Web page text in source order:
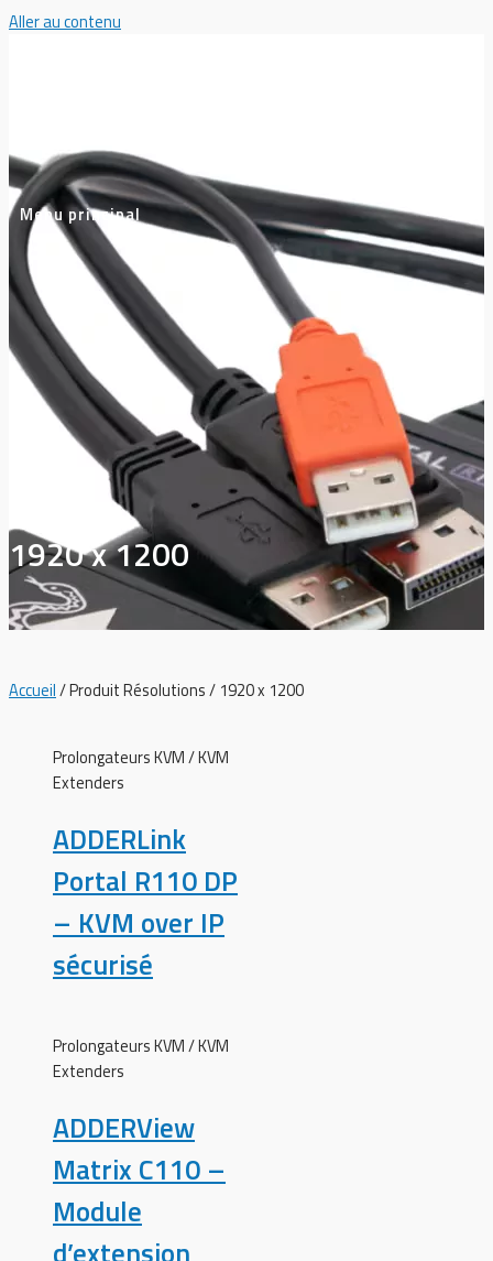
Aller au contenu
Menu principal
1920 x 1200
Accueil/ Produit Résolutions / 1920 x 1200
Prolongateurs KVM / KVM
Extenders
ADDERLink
Portal R110 DP
– KVM over IP
sécurisé
Prolongateurs KVM / KVM
Extenders
ADDERView
Matrix C110 –
Module